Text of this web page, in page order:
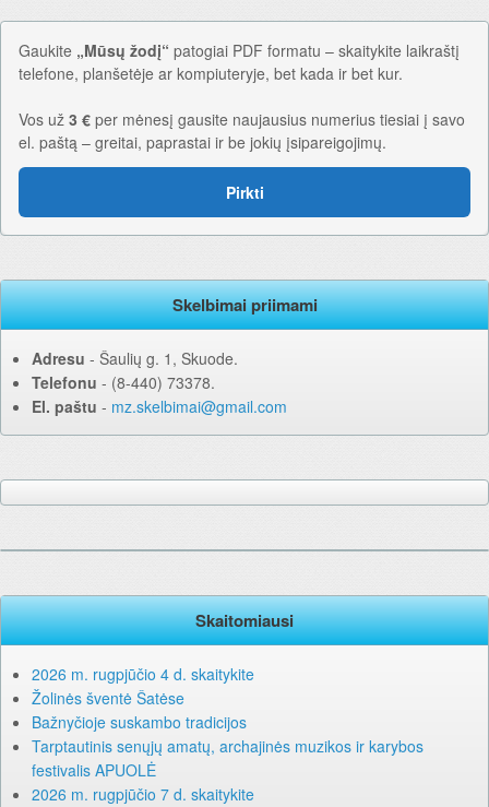
Gaukite „Mūsų žodį“ patogiai PDF formatu – skaitykite laikraštį
telefone, planšetėje ar kompiuteryje, bet kada ir bet kur.
Vos už 3 € per mėnesį gausite naujausius numerius tiesiai į savo
el. paštą – greitai, paprastai ir be jokių įsipareigojimų.
Pirkti
Skelbimai priimami
Adresu ‐ Šaulių g. 1, Skuode.
Telefonu ‐ (8-440) 73378.
El. paštu ‐ mz.skelbimai@gmail.com
Skaitomiausi
2026 m. rugpjūčio 4 d. skaitykite
Žolinės šventė Šatėse
Bažnyčioje suskambo tradicijos
Tarptautinis senųjų amatų, archajinės muzikos ir karybos
festivalis APUOLĖ
2026 m. rugpjūčio 7 d. skaitykite